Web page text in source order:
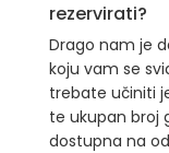
rezervirati?
Drago nam je
koju vam se
trebate učiniti
te ukupan broj
dostupna na